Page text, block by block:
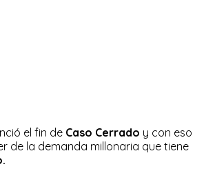
el fin de Caso Cerrado y con eso
de la demanda millonaria que tiene